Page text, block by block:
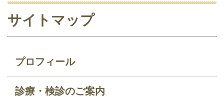
サイトマップ
プロフィール
診療・検診のご案内